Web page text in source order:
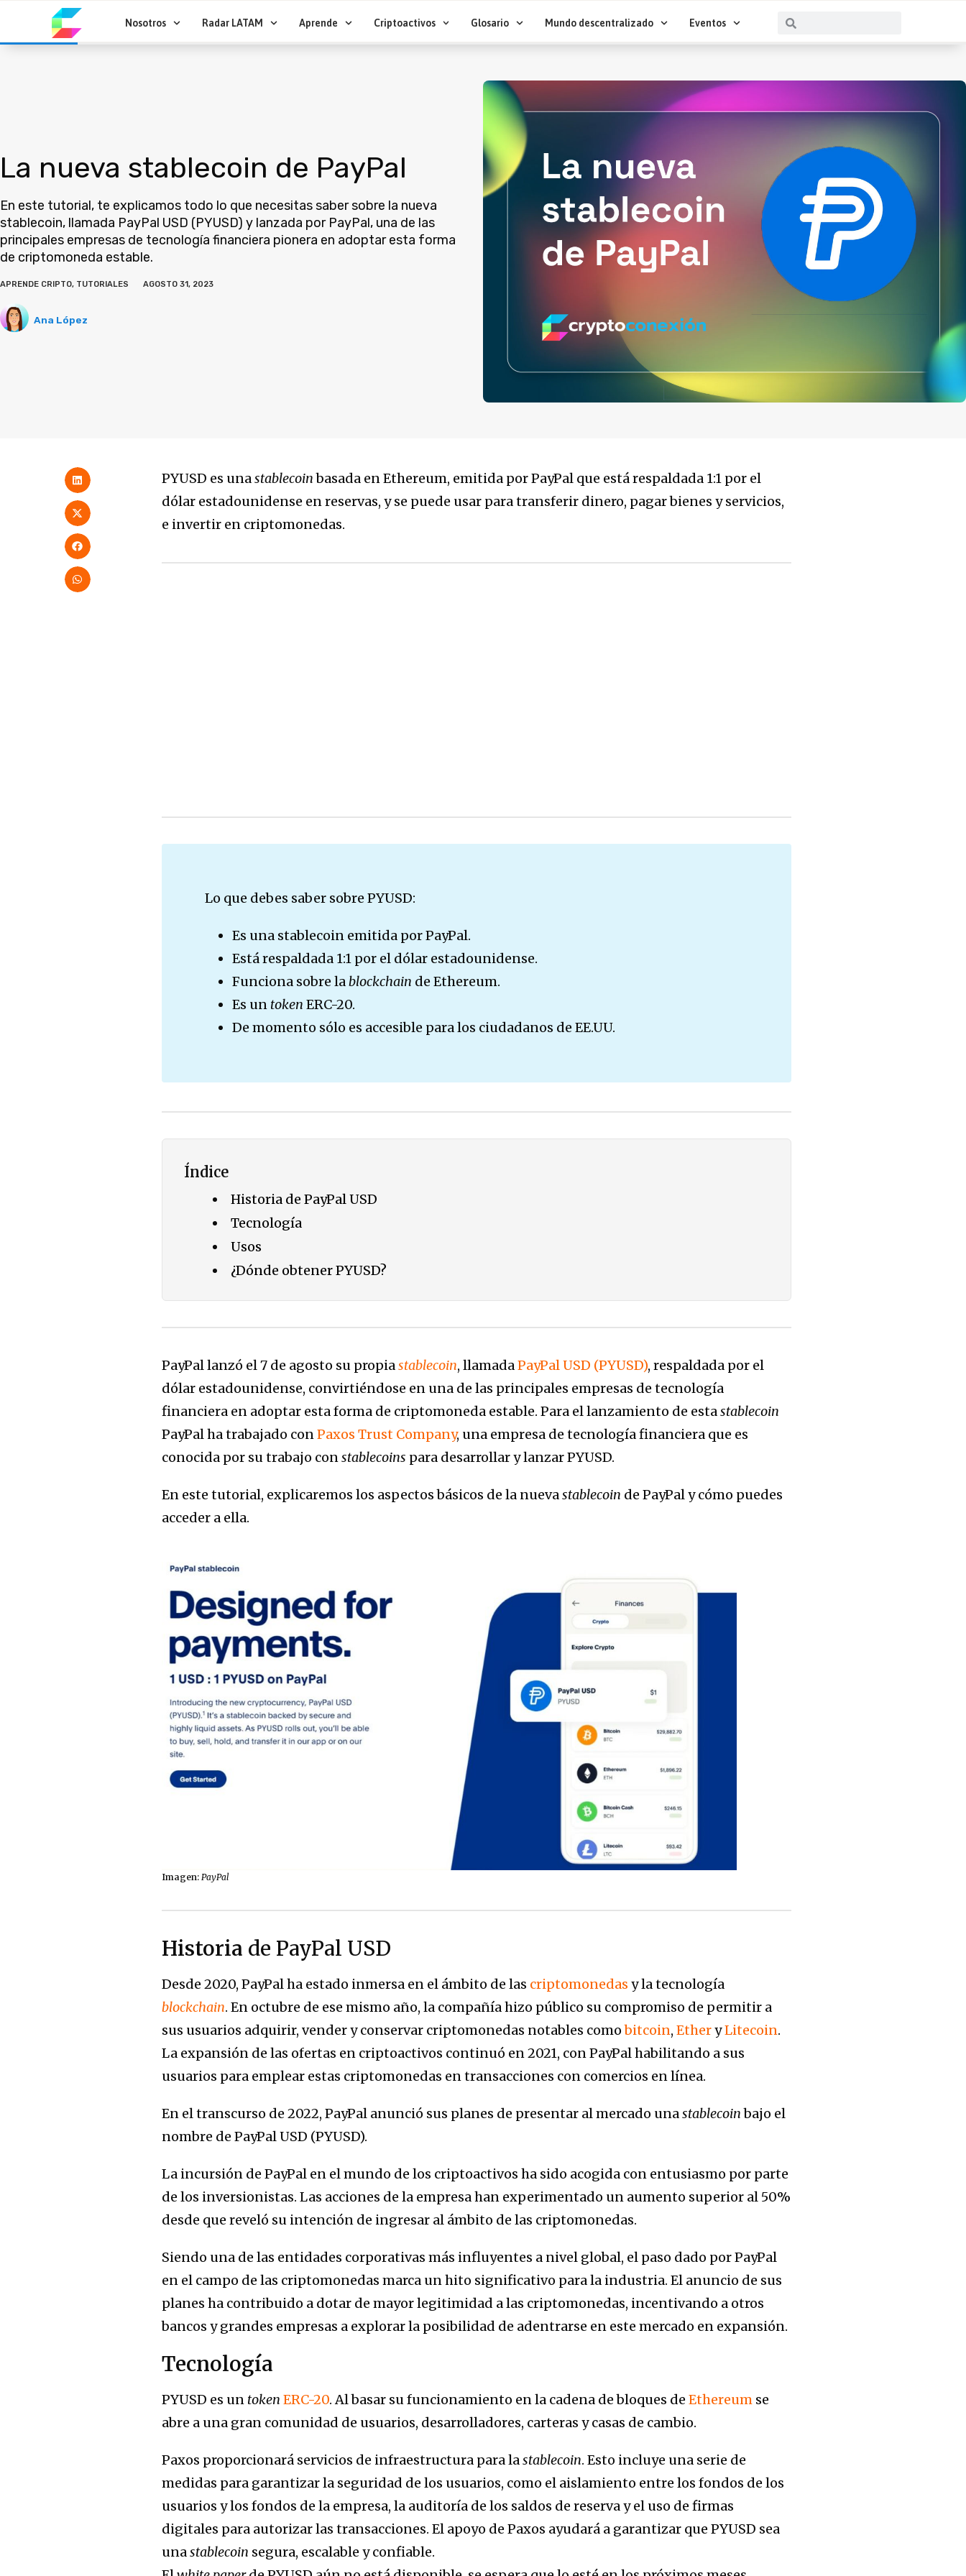
contenido
Nosotros Radar LATAM Aprende Criptoactivos Glosario Mundo descentralizado Eventos Buscar
La nueva stablecoin de PayPal
En este tutorial, te explicamos todo lo que necesitas saber sobre la nueva
stablecoin, llamada PayPal USD (PYUSD) y lanzada por PayPal, una de las
principales empresas de tecnología financiera pionera en adoptar esta forma
de criptomoneda estable.
APRENDE CRIPTO, TUTORIALES AGOSTO 31, 2023
Ana López
PYUSD es unastablecoinbasada en Ethereum, emitida por PayPal que está respaldada 1:1 por el
dólar estadounidense en reservas, y se puede usar para transferir dinero, pagar bienes y servicios,
e invertir en criptomonedas.
Lo que debes saber sobre PYUSD:
Es una stablecoin emitida por PayPal.
Está respaldada 1:1 por el dólar estadounidense.
Funciona sobre lablockchain de Ethereum.
Es un token ERC-20.
De momento sólo es accesible para los ciudadanos de EE.UU.
Índice
Historia de PayPal USD
Tecnología
Usos
¿Dónde obtener PYUSD?
PayPal lanzó el 7 de agosto su propiastablecoin, llamadaPayPal USD (PYUSD), respaldada por el
dólar estadounidense, convirtiéndose en una de las principales empresas de tecnología
financiera en adoptar esta forma de criptomoneda estable. Para el lanzamiento de estastablecoin
PayPal ha trabajado conPaxos Trust Company, una empresa de tecnología financiera que es
conocida por su trabajo constablecoins para desarrollar y lanzar PYUSD.
En este tutorial, explicaremos los aspectos básicos de la nuevastablecoin de PayPal y cómo puedes
acceder a ella.
Imagen:PayPal
Historia de PayPal USD
Desde 2020, PayPal ha estado inmersa en el ámbito de las criptomonedas y la tecnología
blockchain. En octubre de ese mismo año, la compañía hizo público su compromiso de permitir a
sus usuarios adquirir, vender y conservar criptomonedas notables comobitcoin,EtheryLitecoin.
La expansión de las ofertas en criptoactivos continuó en 2021, con PayPal habilitando a sus
usuarios para emplear estas criptomonedas en transacciones con comercios en línea.
En el transcurso de 2022, PayPal anunció sus planes de presentar al mercado unastablecoinbajo el
nombre de PayPal USD (PYUSD).
La incursión de PayPal en el mundo de los criptoactivos ha sido acogida con entusiasmo por parte
de los inversionistas. Las acciones de la empresa han experimentado un aumento superior al 50%
desde que reveló su intención de ingresar al ámbito de las criptomonedas.
Siendo una de las entidades corporativas más influyentes a nivel global, el paso dado por PayPal
en el campo de las criptomonedas marca un hito significativo para la industria. El anuncio de sus
planes ha contribuido a dotar de mayor legitimidad a las criptomonedas, incentivando a otros
bancos y grandes empresas a explorar la posibilidad de adentrarse en este mercado en expansión.
Tecnología
PYUSD es un token ERC-20. Al basar su funcionamiento en la cadena de bloques deEthereum se
abre a una gran comunidad de usuarios, desarrolladores, carteras y casas de cambio.
Paxos proporcionará servicios de infraestructura para lastablecoin. Esto incluye una serie de
medidas para garantizar la seguridad de los usuarios, como el aislamiento entre los fondos de los
usuarios y los fondos de la empresa, la auditoría de los saldos de reserva y el uso de firmas
digitales para autorizar las transacciones. El apoyo de Paxos ayudará a garantizar que PYUSD sea
unastablecoin segura, escalable y confiable.